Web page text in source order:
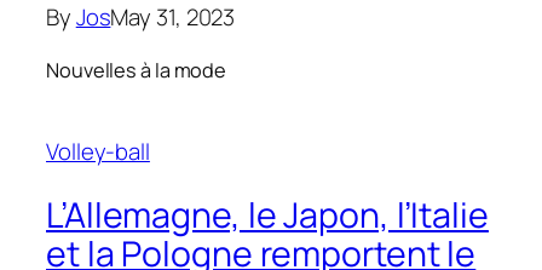
ByJosMay 31, 2023
Nouvelles à la mode
Volley-ball
L’Allemagne, le Japon, l’Italie
et la Pologne remportent le